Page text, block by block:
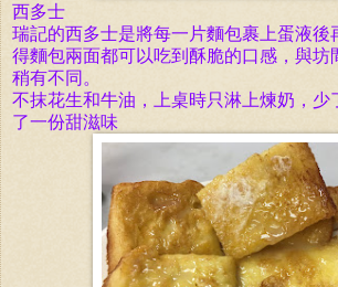
西多士
瑞記的西多士是將每一片麵包裹上蛋液後
得麵包兩面都可以吃到酥脆的口感，與坊
稍有不同。
不抹花生和牛油，
上桌時只淋上煉奶，少
了一份甜滋味